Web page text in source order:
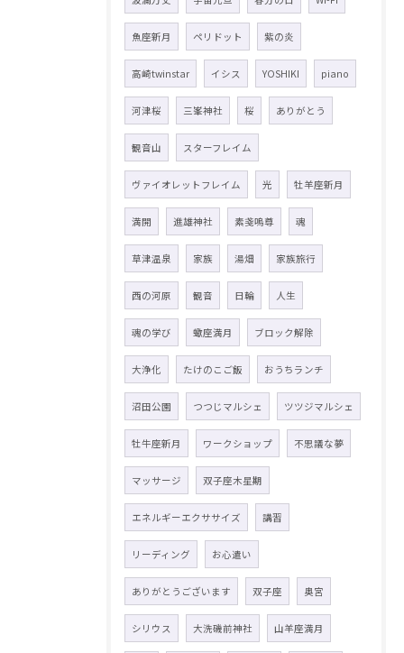
魚座新月 ペリドット 紫の炎
高崎twinstar イシス YOSHIKI piano
河津桜 三峯神社 桜 ありがとう
観音山 スターフレイム
ヴァイオレットフレイム 光 牡羊座新月
満開 進雄神社 素戔嗚尊 魂
草津温泉 家族 湯畑 家族旅行
西の河原 観音 日輪 人生
魂の学び 蠍座満月 ブロック解除
大浄化 たけのこご飯 おうちランチ
沼田公園 つつじマルシェ ツツジマルシェ
牡牛座新月 ワークショップ 不思議な夢
マッサージ 双子座木星期
エネルギーエクササイズ 講習
リーディング お心遣い
ありがとうございます 双子座 奥宮
シリウス 大洗磯前神社 山羊座満月